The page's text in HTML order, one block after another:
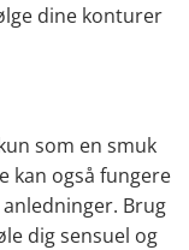
dine konturer
som en smuk
kan også fungere
Brug
dig sensuel og